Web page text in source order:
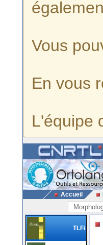
Vous
En vous
L'équipe
Accueil
TLFi